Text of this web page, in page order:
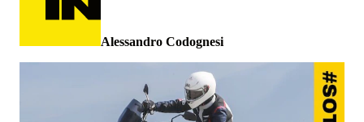
Alessandro Codognesi